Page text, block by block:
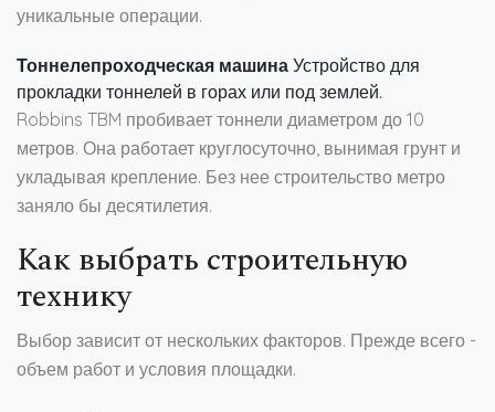
уникальные операции.
Тоннелепроходческая машина Устройство для
прокладки тоннелей в горах или под землей.
Robbins TBM пробивает тоннели диаметром до 10
метров. Она работает круглосуточно, вынимая грунт и
укладывая крепление. Без нее строительство метро
заняло бы десятилетия.
Как выбрать строительную
технику
Выбор зависит от нескольких факторов. Прежде всего -
объем работ и условия площадки.